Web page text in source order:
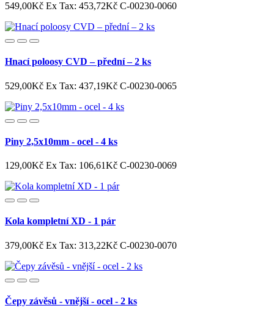
549,00Kč Ex Tax: 453,72Kč C-00230-0060
Hnací poloosy CVD – přední – 2 ks
529,00Kč Ex Tax: 437,19Kč C-00230-0065
Piny 2,5x10mm - ocel - 4 ks
129,00Kč Ex Tax: 106,61Kč C-00230-0069
Kola kompletní XD - 1 pár
379,00Kč Ex Tax: 313,22Kč C-00230-0070
Čepy závěsů - vnější - ocel - 2 ks